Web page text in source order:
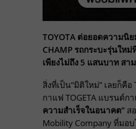
TOYOTA ต่อยอดความนิ
CHAMP รถกระบะรุ่นให
เพียงไม่ถึง 5 แสนบาท สา
สิ่งที่เป็น“มิติใหม่” เลยก็คื
กาแฟ TOGETA แบรนด์ก
ความสำเร็จในอนาคต” ส
Mobility Company ที่มอ